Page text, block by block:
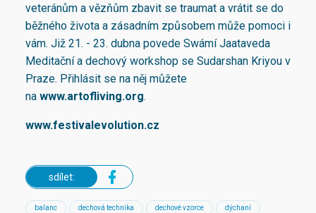
veteránům a vězňům zbavit se traumat a vrátit se do
běžného života a zásadním způsobem může pomoci i
vám. Již 21. - 23. dubna povede Swámí Jaataveda
Meditační a dechový workshop se Sudarshan Kriyou v
Praze. Přihlásit se na něj můžete
na www.artofliving.org.
www.festivalevolution.cz
sdílet:
balanc dechová technika dechové vzorce dýchaní